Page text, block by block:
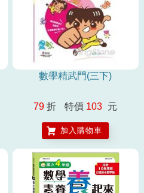
數學精武門(三下)
79 折 特價 103 元
加入購物車